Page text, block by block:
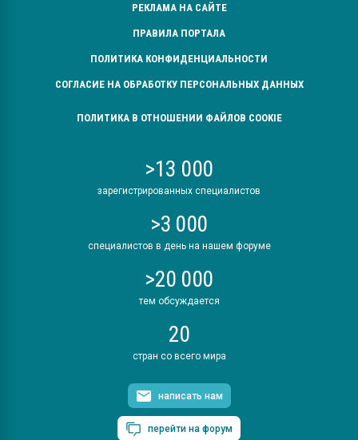
РЕКЛАМА НА САЙТЕ
ПРАВИЛА ПОРТАЛА
ПОЛИТИКА КОНФИДЕНЦИАЛЬНОСТИ
СОГЛАСИЕ НА ОБРАБОТКУ ПЕРСОНАЛЬНЫХ ДАННЫХ
ПОЛИТИКА В ОТНОШЕНИИ ФАЙЛОВ COOKIE
>13 000
зарегистрированных специалистов
>3 000
специалистов в день на нашем форуме
>20 000
тем обсуждается
20
стран со всего мира
написать нам
перейти на форум